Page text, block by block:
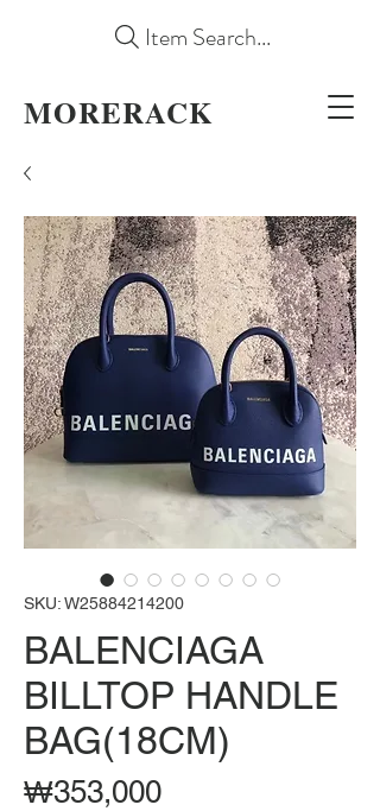
MORERACK
Item Search...
SKU: W25884214200
BALENCIAGA
BILLTOP HANDLE
BAG(18CM)
₩353,000가